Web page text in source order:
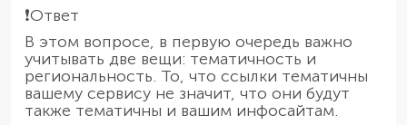
❗️Ответ
В этом вопросе, в первую очередь важно
учитывать две вещи: тематичность и
региональность. То, что ссылки тематичны
вашему сервису не значит, что они будут
также тематичны и вашим инфосайтам.